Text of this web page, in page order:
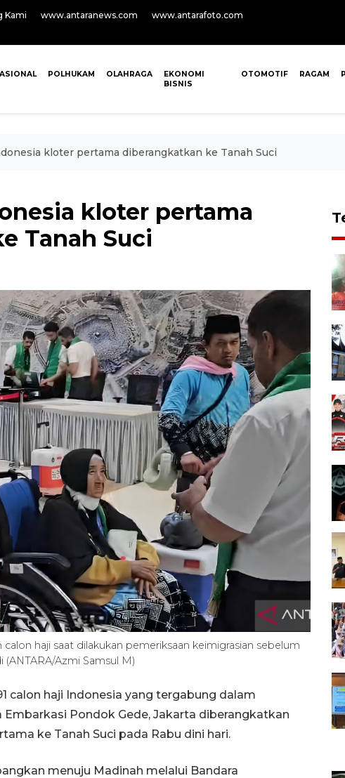
Kami www.antaranews.com
www.antarafoto.com
POLHUKAM OLAHRAGA
EKONOMI
BISNIS
OTOMOTIF RAGAM
kloter pertama diberangkatkan ke Tanah Suci
kloter pertama
Tanah Suci
haji saat dilakukan pemeriksaan keimigrasian sebelum
(ANTARA/Azmi Samsul M)
calon haji Indonesia yang tergabung dalam
Pondok Gede, Jakarta diberangkatkan
ke Tanah Suci pada Rabu dini hari.
menuju Madinah melalui Bandara